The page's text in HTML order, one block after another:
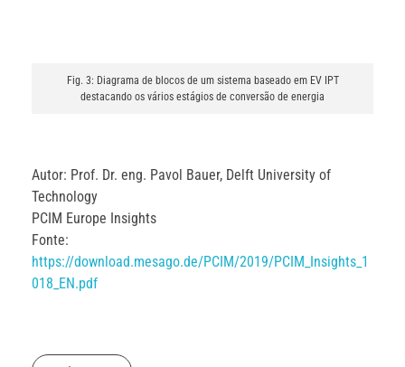
Fig. 3: Diagrama de blocos de um sistema baseado em EV IPT
destacando os vários estágios de conversão de energia
Autor: Prof. Dr. eng. Pavol Bauer, Delft University of
Technology
PCIM Europe Insights
Fonte:
https://download.mesago.de/PCIM/2019/PCIM_Insights_1
018_EN.pdf